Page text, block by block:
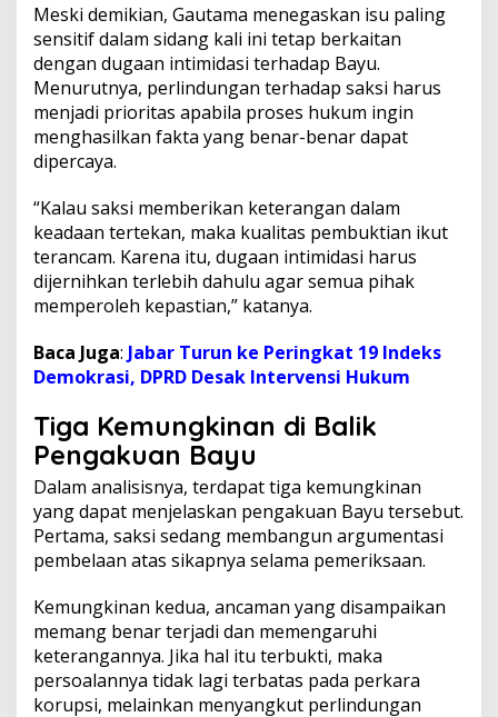
Meski demikian, Gautama menegaskan isu paling
sensitif dalam sidang kali ini tetap berkaitan
dengan dugaan intimidasi terhadap Bayu.
Menurutnya, perlindungan terhadap saksi harus
menjadi prioritas apabila proses hukum ingin
menghasilkan fakta yang benar-benar dapat
dipercaya.
“Kalau saksi memberikan keterangan dalam
keadaan tertekan, maka kualitas pembuktian ikut
terancam. Karena itu, dugaan intimidasi harus
dijernihkan terlebih dahulu agar semua pihak
memperoleh kepastian,” katanya.
Baca Juga: Jabar Turun ke Peringkat 19 Indeks
Demokrasi, DPRD Desak Intervensi Hukum
Tiga Kemungkinan di Balik
Pengakuan Bayu
Dalam analisisnya, terdapat tiga kemungkinan
yang dapat menjelaskan pengakuan Bayu tersebut.
Pertama, saksi sedang membangun argumentasi
pembelaan atas sikapnya selama pemeriksaan.
Kemungkinan kedua, ancaman yang disampaikan
memang benar terjadi dan memengaruhi
keterangannya. Jika hal itu terbukti, maka
persoalannya tidak lagi terbatas pada perkara
korupsi, melainkan menyangkut perlindungan